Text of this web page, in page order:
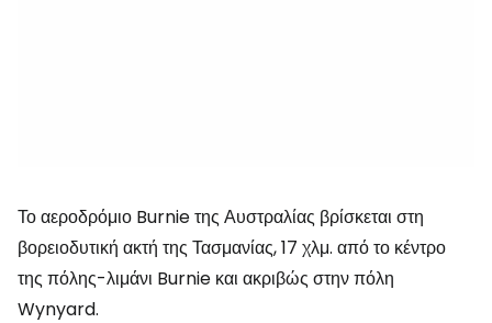
Το αεροδρόμιο Burnie της Αυστραλίας βρίσκεται στη
βορειοδυτική ακτή της Τασμανίας, 17 χλμ. από το κέντρο
της πόλης-λιμάνι Burnie και ακριβώς στην πόλη
Wynyard.